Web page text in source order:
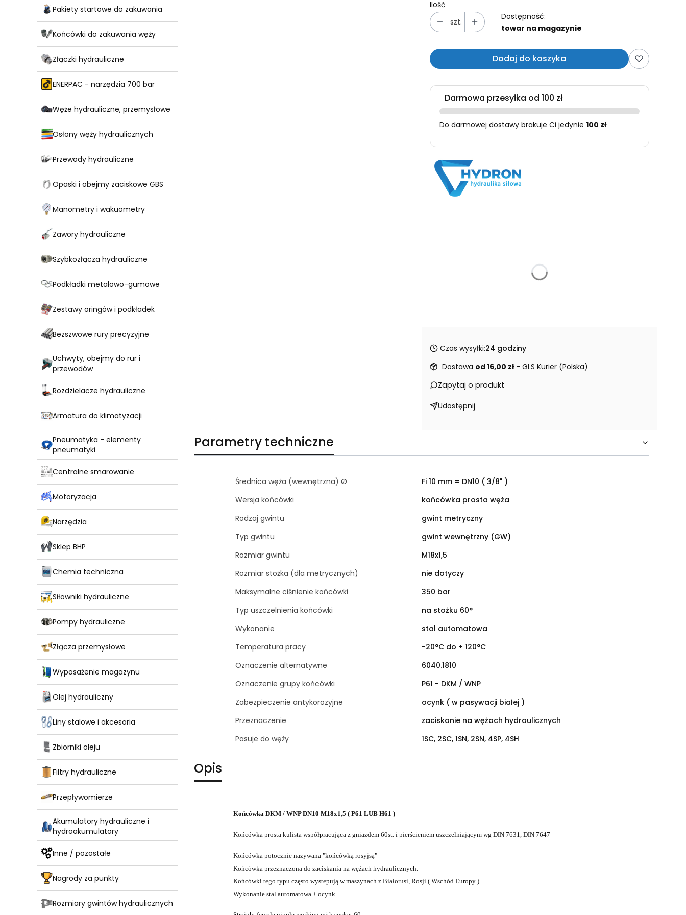
Pakiety startowe do zakuwania
Końcówki do zakuwania węży
Złączki hydrauliczne
ENERPAC - narzędzia 700 bar
Węże hydrauliczne, przemysłowe
Osłony węży hydraulicznych
Przewody hydrauliczne
Opaski i obejmy zaciskowe GBS
Manometry i wakuometry
Zawory hydrauliczne
Szybkozłącza hydrauliczne
Podkładki metalowo-gumowe
Zestawy oringów i podkładek
Bezszwowe rury precyzyjne
Uchwyty, obejmy do rur i
przewodów
Rozdzielacze hydrauliczne
Armatura do klimatyzacji
Pneumatyka - elementy
pneumatyki
Centralne smarowanie
Motoryzacja
Narzędzia
Sklep BHP
Chemia techniczna
Siłowniki hydrauliczne
Pompy hydrauliczne
Złącza przemysłowe
Wyposażenie magazynu
Olej hydrauliczny
Liny stalowe i akcesoria
Zbiorniki oleju
Filtry hydrauliczne
Przepływomierze
Akumulatory hydrauliczne i
hydroakumulatory
Inne / pozostałe
Nagrody za punkty
Rozmiary gwintów hydraulicznych
Ilość
szt.
Dostępność:
towar na magazynie
Dodaj do koszyka
Darmowa przesyłka od 100 zł
Do darmowej dostawy brakuje Ci jedynie 100 zł
Czas wysyłki:24 godziny
Dostawa od 16,00 zł - GLS Kurier (Polska)
Zapytaj o produkt
Udostępnij
Parametry techniczne
Średnica węża (wewnętrzna) Ø
Fi 10 mm = DN10 ( 3/8" )
Wersja końcówki
końcówka prosta węża
Rodzaj gwintu
gwint metryczny
Typ gwintu
gwint wewnętrzny (GW)
Rozmiar gwintu
M18x1,5
Rozmiar stożka (dla metrycznych)
nie dotyczy
Maksymalne ciśnienie końcówki
350 bar
Typ uszczelnienia końcówki
na stożku 60°
Wykonanie
stal automatowa
Temperatura pracy
-20°C do + 120°C
Oznaczenie alternatywne
6040.1810
Oznaczenie grupy końcówki
P61 - DKM / WNP
Zabezpieczenie antykorozyjne
ocynk ( w pasywacji białej )
Przeznaczenie
zaciskanie na wężach hydraulicznych
Pasuje do węży
1SC, 2SC, 1SN, 2SN, 4SP, 4SH
Opis
Końcówka DKM / WNP DN10 M18x1,5 ( P61 LUB H61 )
Końcówka prosta kulista współpracująca z gniazdem 60st. i pierścieniem uszczelniającym wg DIN 7631, DIN 7647
Końcówka potocznie nazywana "końcówką rosyjsą"
Końcówka przeznaczona do zaciskania na wężach hydraulicznych.
Końcówki tego typu często wystepują w maszynach z Białorusi, Rosji ( Wschód Europy )
Wykonanie stal automatowa + ocynk.